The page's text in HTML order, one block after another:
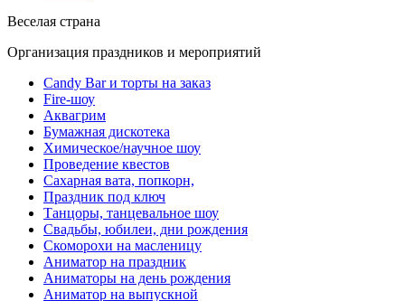
Веселая страна
Организация праздников и мероприятий
Candy Bar и торты на заказ
Fire-шоу
Аквагрим
Бумажная дискотека
Химическое/научное шоу
Проведение квестов
Сахарная вата, попкорн,
Праздник под ключ
Танцоры, танцевальное шоу
Свадьбы, юбилеи, дни рождения
Скоморохи на масленицу
Аниматор на праздник
Аниматоры на день рождения
Аниматор на выпускной